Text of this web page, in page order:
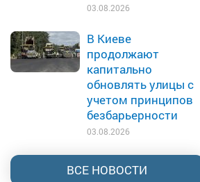
03.08.2026
В Киеве
продолжают
капитально
обновлять улицы с
учетом принципов
безбарьерности
03.08.2026
ВСЕ НОВОСТИ